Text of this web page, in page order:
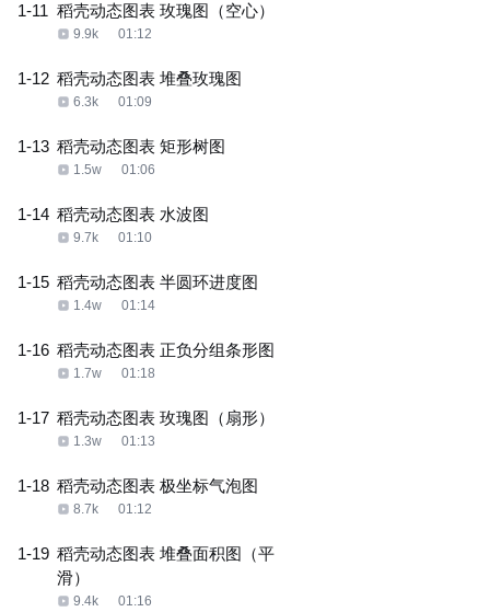
1-11 稻壳动态图表 玫瑰图（空心）
9.9k 01:12
1-12 稻壳动态图表 堆叠玫瑰图
6.3k 01:09
1-13 稻壳动态图表 矩形树图
1.5w 01:06
1-14 稻壳动态图表 水波图
9.7k 01:10
1-15 稻壳动态图表 半圆环进度图
1.4w 01:14
1-16 稻壳动态图表 正负分组条形图
1.7w 01:18
1-17 稻壳动态图表 玫瑰图（扇形）
1.3w 01:13
1-18 稻壳动态图表 极坐标气泡图
8.7k 01:12
1-19 稻壳动态图表 堆叠面积图（平
滑）
9.4k 01:16